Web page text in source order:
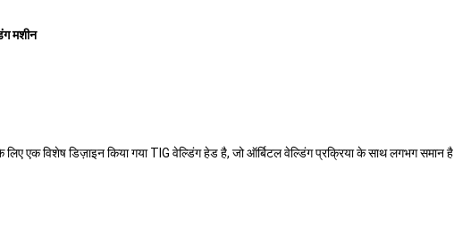
मशीन
एक विशेष डिज़ाइन किया गया TIG वेल्डिंग हेड है, जो ऑर्बिटल वेल्डिंग प्रक्रिया के साथ लगभग समान है